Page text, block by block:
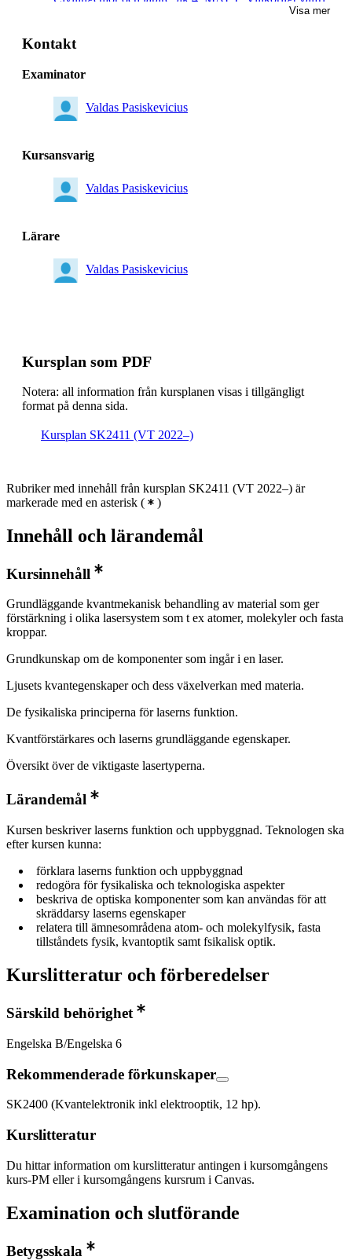
Visa mer
Kontakt
Examinator
Valdas Pasiskevicius
Kursansvarig
Valdas Pasiskevicius
Lärare
Valdas Pasiskevicius
Kursplan som PDF
Notera: all information från kursplanen visas i tillgängligt
format på denna sida.
Kursplan SK2411 (VT 2022–)
Rubriker med innehåll från kursplan SK2411 (VT 2022–) är
markerade med en asterisk ( )
Innehåll och lärandemål
Kursinnehåll
Grundläggande kvantmekanisk behandling av material som ger
förstärkning i olika lasersystem som t ex atomer, molekyler och fasta
kroppar.
Grundkunskap om de komponenter som ingår i en laser.
Ljusets kvantegenskaper och dess växelverkan med materia.
De fysikaliska principerna för laserns funktion.
Kvantförstärkares och laserns grundläggande egenskaper.
Översikt över de viktigaste lasertyperna.
Lärandemål
Kursen beskriver laserns funktion och uppbyggnad. Teknologen ska
efter kursen kunna:
förklara laserns funktion och uppbyggnad
redogöra för fysikaliska och teknologiska aspekter
beskriva de optiska komponenter som kan användas för att
skräddarsy laserns egenskaper
relatera till ämnesområdena atom- och molekylfysik, fasta
tillståndets fysik, kvantoptik samt fsikalisk optik.
Kurslitteratur och förberedelser
Särskild behörighet
Engelska B/Engelska 6
Rekommenderade förkunskaper
SK2400 (Kvantelektronik inkl elektrooptik, 12 hp).
Kurslitteratur
Du hittar information om kurslitteratur antingen i kursomgångens
kurs-PM eller i kursomgångens kursrum i Canvas.
Examination och slutförande
Betygsskala